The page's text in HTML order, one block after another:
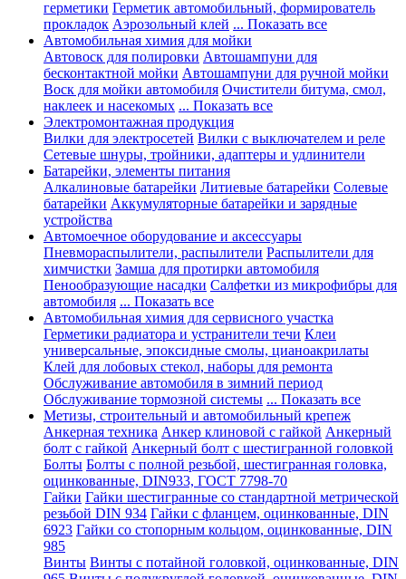
герметики Герметик автомобильный, формирователь
прокладок Аэрозольный клей ... Показать все
Автомобильная химия для мойки
Автовоск для полировки Автошампуни для
бесконтактной мойки Автошампуни для ручной мойки
Воск для мойки автомобиля Очистители битума, смол,
наклеек и насекомых ... Показать все
Электромонтажная продукция
Вилки для электросетей Вилки с выключателем и реле
Сетевые шнуры, тройники, адаптеры и удлинители
Батарейки, элементы питания
Алкалиновые батарейки Литиевые батарейки Солевые
батарейки Аккумуляторные батарейки и зарядные
устройства
Автомоечное оборудование и аксессуары
Пневмораспылители, распылители Распылители для
химчистки Замша для протирки автомобиля
Пенообразующие насадки Салфетки из микрофибры для
автомобиля ... Показать все
Автомобильная химия для сервисного участка
Герметики радиатора и устранители течи Клеи
универсальные, эпоксидные смолы, цианоакрилаты
Клей для лобовых стекол, наборы для ремонта
Обслуживание автомобиля в зимний период
Обслуживание тормозной системы ... Показать все
Метизы, строительный и автомобильный крепеж
Анкерная техника Анкер клиновой с гайкой Анкерный
болт с гайкой Анкерный болт с шестигранной головкой
Болты Болты с полной резьбой, шестигранная головка,
оцинкованные, DIN933, ГОСТ 7798-70
Гайки Гайки шестигранные со стандартной метрической
резьбой DIN 934 Гайки с фланцем, оцинкованные, DIN
6923 Гайки со стопорным кольцом, оцинкованные, DIN
985
Винты Винты с потайной головкой, оцинкованные, DIN